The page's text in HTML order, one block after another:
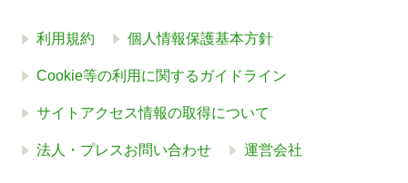
利用規約 個人情報保護基本方針
Cookie等の利用に関するガイドライン
サイトアクセス情報の取得について
法人・プレスお問い合わせ 運営会社